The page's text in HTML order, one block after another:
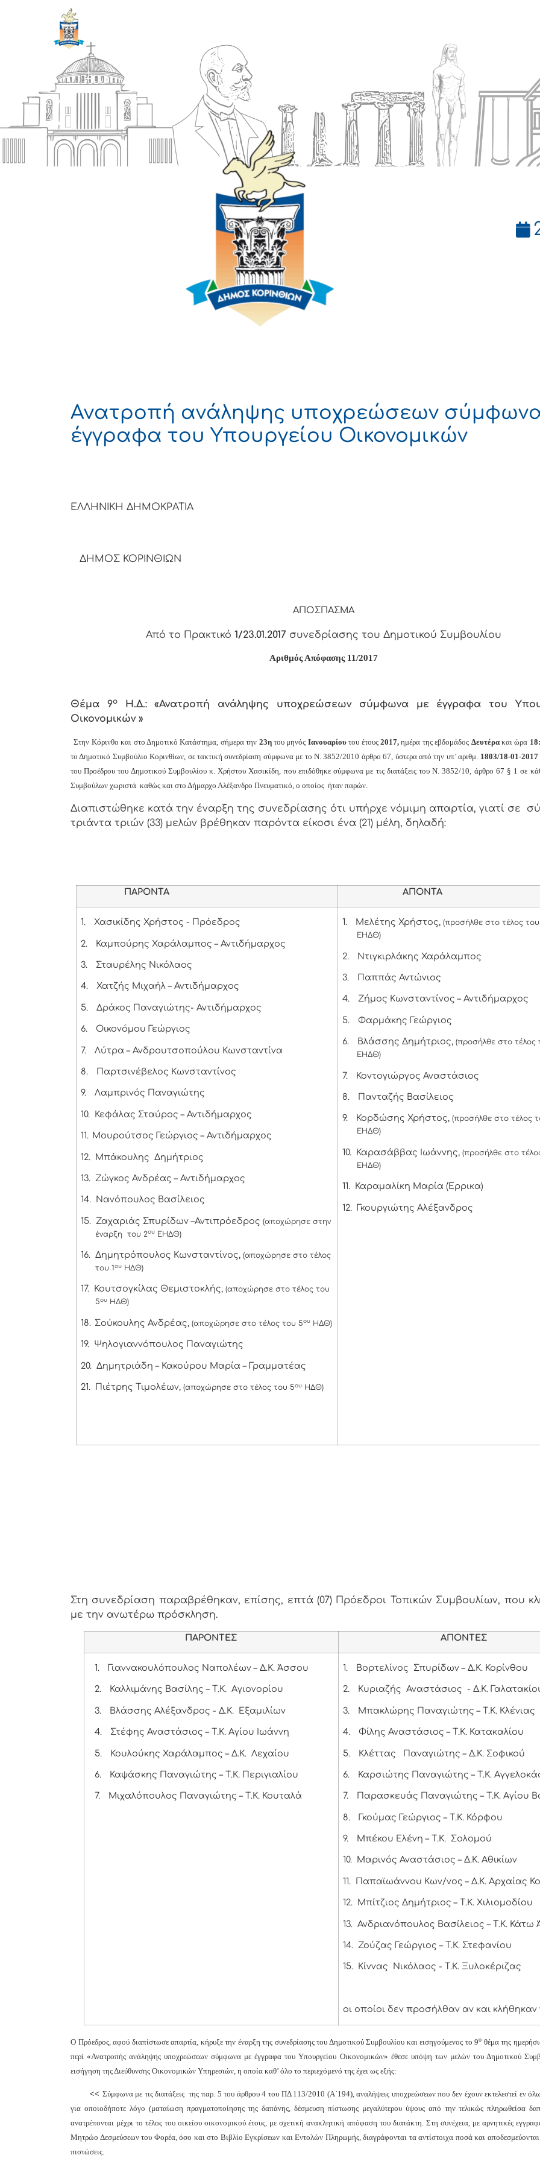
Ανατροπή ανάληψης υποχρεώσεων
έγγραφα του Υπουργείου Οικονομικών
ΕΛΛΗΝΙΚΗ ΔΗΜΟΚΡΑΤΙΑ
ΔΗΜΟΣ ΚΟΡΙΝΘΙΩΝ
ΑΠΟΣΠΑΣΜΑ
Από το Πρακτικό 1/23.01.2017 συνεδρίασης του Δημοτικού Συμβουλίου
Αριθμός Απόφασης 11/2017
Θέμα 9οΗ.Δ.: «Ανατροπή ανάληψης υποχρεώσεων σύμφωνα με έγγραφα του
Οικονομικών »
Στην Κόρινθο και στο Δημοτικό Κατάστημα, σήμερα την 23ητου μηνός Ιανουαρίουτου έτους 2017,ημέρα της εβδομάδος Δευτέρακαι ώρα
το Δημοτικό Συμβούλιο Κορινθίων, σε τακτική συνεδρίαση σύμφωνα με το Ν. 3852/2010 άρθρο 67, ύστερα από την υπ’ αριθμ. 1803/18-01-2017
του Προέδρου του Δημοτικού Συμβουλίου κ. Χρήστου Χασικίδη, που επιδόθηκε σύμφωνα με τις διατάξεις του Ν. 3852/10, άρθρο 67 § 1 σε
Συμβούλων χωριστά καθώς και στο Δήμαρχο Αλέξανδρο Πνευματικό, ο οποίος ήταν παρών.
Διαπιστώθηκε κατά την έναρξη της συνεδρίασης ότι υπήρχε νόμιμη απαρτία, γιατί σε
τριάντα τριών (33) μελών βρέθηκαν παρόντα είκοσι ένα (21) μέλη, δηλαδή:
ΠΑΡΟΝΤΑ ΑΠΟΝΤΑ
1. Χασικίδης Χρήστος - Πρόεδρος
2. Καμπούρης Χαράλαμπος – Αντιδήμαρχος
3. Σταυρέλης Νικόλαος
4. Χατζής Μιχαήλ – Αντιδήμαρχος
5. Δράκος Παναγιώτης- Αντιδήμαρχος
6. Οικονόμου Γεώργιος
7. Λύτρα – Ανδρουτσοπούλου Κωνσταντίνα
8. Παρτσινέβελος Κωνσταντίνος
9. Λαμπρινός Παναγιώτης
10. Κεφάλας Σταύρος – Αντιδήμαρχος
11. Μουρούτσος Γεώργιος – Αντιδήμαρχος
12. Μπάκουλης Δημήτριος
13. Ζώγκος Ανδρέας – Αντιδήμαρχος
14. Νανόπουλος Βασίλειος
15. Ζαχαριάς Σπυρίδων –Αντιπρόεδρος (αποχώρησε στην
έναρξη του 2ουΕΗΔΘ)
16. Δημητρόπουλος Κωνσταντίνος, (αποχώρησε στο τέλος
του 1 ουΗΔΘ)
17. Κουτσογκίλας Θεμιστοκλής, (αποχώρησε στο τέλος του
5ουΗΔΘ)
18. Σούκουλης Ανδρέας, (αποχώρησε στο τέλος του 5ουΗΔΘ)
19. Ψηλογιαννόπουλος Παναγιώτης
20. Δημητριάδη – Κακούρου Μαρία – Γραμματέας
21. Πιέτρης Τιμολέων, (αποχώρησε στο τέλος του 5ουΗΔΘ)
1. Μελέτης Χρήστος, (προσήλθε στο τέλος του
ΕΗΔΘ)
2. Ντιγκιρλάκης Χαράλαμπος
3. Παππάς Αντώνιος
4. Ζήμος Κωνσταντίνος – Αντιδήμαρχος
5. Φαρμάκης Γεώργιος
6. Βλάσσης Δημήτριος, (προσήλθε στο τέλος
ΕΗΔΘ)
7. Κοντογιώργος Αναστάσιος
8. Πανταζής Βασίλειος
9. Κορδώσης Χρήστος, (προσήλθε στο τέλος
ΕΗΔΘ)
10. Καρασάββας Ιωάννης, (προσήλθε στο
ΕΗΔΘ)
11. Καραμαλίκη Μαρία (Έρρικα)
12. Γκουργιώτης Αλέξανδρος
Στη συνεδρίαση παραβρέθηκαν, επίσης, επτά (07) Πρόεδροι Τοπικών Συμβουλίων, που
με την ανωτέρω πρόσκληση.
ΠΑΡΟΝΤΕΣ ΑΠΟΝΤΕΣ
1. Γιαννακουλόπουλος Ναπολέων – Δ.Κ. Άσσου
2. Καλλιμάνης Βασίλης – Τ.Κ. Αγιονορίου
3. Βλάσσης Αλέξανδρος - Δ.Κ. Εξαμιλίων
4. Στέφης Αναστάσιος – Τ.Κ. Αγίου Ιωάννη
5. Κουλούκης Χαράλαμπος – Δ.Κ. Λεχαίου
6. Καψάσκης Παναγιώτης – Τ.Κ. Περιγιαλίου
7. Μιχαλόπουλος Παναγιώτης – Τ.Κ. Κουταλά
1. Βορτελίνος Σπυρίδων – Δ.Κ. Κορίνθου
2. Κυριαζής Αναστάσιος - Δ.Κ.
3. Μπακλώρης Παναγιώτης – Τ.Κ. Κλένιας
4. Φίλης Αναστάσιος – Τ.Κ. Κατακαλίου
5. Κλέττας Παναγιώτης – Δ.Κ. Σοφικού
6. Καρσιώτης Παναγιώτης – Τ.Κ.
7. Παρασκευάς Παναγιώτης – Τ.Κ. Αγίου
8. Γκούμας Γεώργιος – Τ.Κ. Κόρφου
9. Μπέκου Ελένη – Τ.Κ. Σολομού
10. Μαρινός Αναστάσιος – Δ.Κ. Αθικίων
11. Παπαϊωάννου Κων/νος – Δ.Κ. Αρχαίας
12. Μπίτζιος Δημήτριος – Τ.Κ. Χιλιομοδίου
13. Ανδριανόπουλος Βασίλειος – Τ.Κ. Κάτω
14. Ζούζας Γεώργιος – Τ.Κ. Στεφανίου
15. Κίννας Νικόλαος - Τ.Κ. Ξυλοκέριζας
οι οποίοι δεν προσήλθαν αν και κλήθηκαν
Ο Πρόεδρος, αφού διαπίστωσε απαρτία, κήρυξε την έναρξη της συνεδρίασης του Δημοτικού Συμβουλίου και εισηγούμενος το 9ο θέμα της
περί «Ανατροπής ανάληψης υποχρεώσεων σύμφωνα με έγγραφα του Υπουργείου Οικονομικών» έθεσε υπόψη των μελών του Δημοτικού
εισήγηση της Διεύθυνσης Οικονομικών Υπηρεσιών, η οποία καθ’ όλο το περιεχόμενό της έχει ως εξής:
<< Σύμφωνα με τις διατάξεις της παρ. 5 του άρθρου 4 του ΠΔ 113/2010 (Α΄194), αναλήψεις υποχρεώσεων που δεν έχουν εκτελεστεί εν όλω
για οποιοδήποτε λόγο (ματαίωση πραγματοποίησης της δαπάνης, δέσμευση πίστωσης μεγαλύτερου ύψους από την τελικώς πληρωθείσα
ανατρέπονται μέχρι το τέλος του οικείου οικονομικού έτους, με σχετική ανακλητική απόφαση του διατάκτη. Στη συνέχεια, με αρνητικές
Μητρώο Δεσμεύσεων του Φορέα, όσο και στο Βιβλίο Εγκρίσεων και Εντολών Πληρωμής, διαγράφονται τα αντίστοιχα ποσά και αποδεσμεύονται
πιστώσεις.